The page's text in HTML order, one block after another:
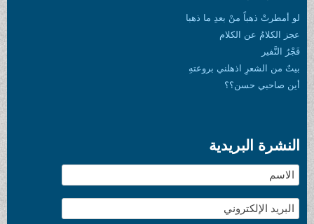
لو أمطرتْ ذهباً منْ بعدِ ما ذهبا
عجز الكلامُ عن الكلام
فَجْرُ النَّفير
بيتٌ من الشعرِ اذهلني بروعتهِ
أين صاحبي حسن؟؟
النشرة البريدية